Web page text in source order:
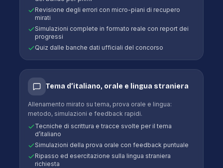
Revisione degli errori con micro-piani di recupero
mirati
Simulazioni complete in formato reale con report dei
progressi
Quiz dalle banche dati ufficiali del concorso
Tema d’italiano, orale e lingua straniera
Allenamento mirato su tema, prova orale e lingua:
metodo, simulazioni e feedback rapidi.
Tecniche di scrittura e tracce svolte per il tema
d’italiano
Simulazioni della prova orale con feedback puntuale
Ripasso ed esercitazione sulla lingua straniera
richiesta